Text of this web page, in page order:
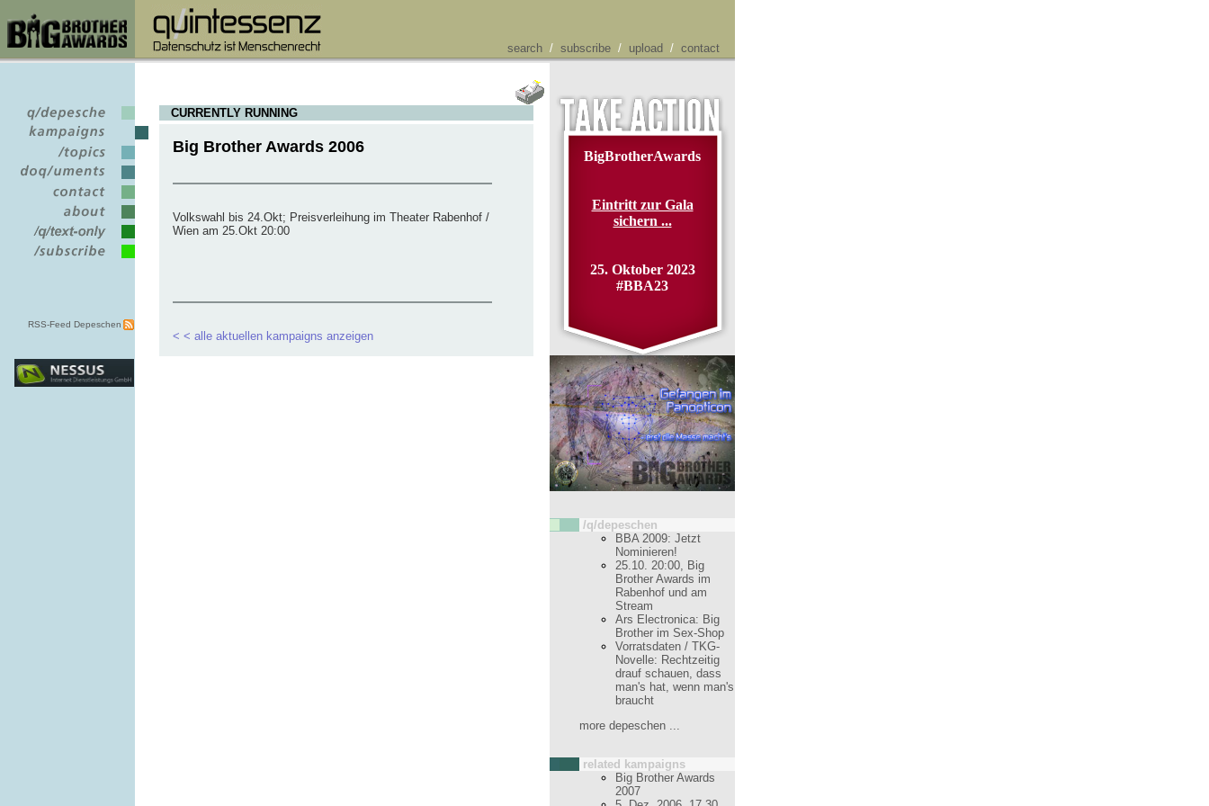
search / subscribe / upload / contact
RSS-Feed Depeschen
CURRENTLY RUNNING
Big Brother Awards 2006
Volkswahl bis 24.Okt; Preisverleihung im Theater Rabenhof /
Wien am 25.Okt 20:00
< < alle aktuellen kampaigns anzeigen
BigBrotherAwards
Eintritt zur Gala
sichern ...
25. Oktober 2023
#BBA23
/q/depeschen
BBA 2009: Jetzt
Nominieren!
25.10. 20:00, Big
Brother Awards im
Rabenhof und am
Stream
Ars Electronica: Big
Brother im Sex-Shop
Vorratsdaten / TKG-
Novelle: Rechtzeitig
drauf schauen, dass
man's hat, wenn man's
braucht
more depeschen ...
related kampaigns
Big Brother Awards
2007